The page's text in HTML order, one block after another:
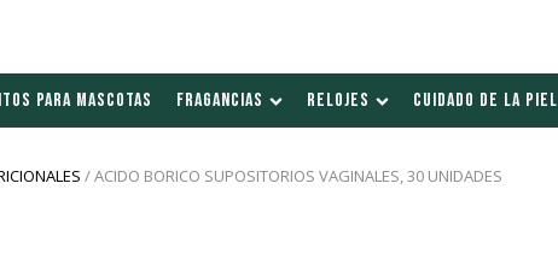
PARA MASCOTAS FRAGANCIAS RELOJES CUIDADO DE LA PIEL
/ ACIDO BORICO SUPOSITORIOS VAGINALES, 30 UNIDADES